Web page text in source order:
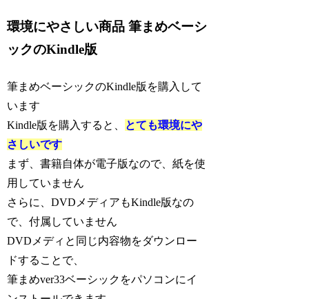
環境にやさしい商品 筆まめベーシ
ックのKindle版
筆まめベーシックのKindle版を購入して
います
Kindle版を購入すると、
とても環境にや
さしいです
まず、書籍自体が電子版なので、紙を使
用していません
さらに、DVDメディアもKindle版なの
で、付属していません
DVDメディと同じ内容物をダウンロー
ドすることで、
筆まめver33ベーシックをパソコンにイ